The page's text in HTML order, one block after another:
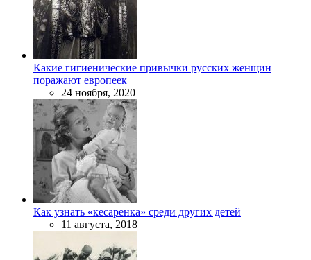
Какие гигиенические привычки русских женщин
поражают европеек
24 ноября, 2020
Как узнать «кесаренка» среди других детей
11 августа, 2018